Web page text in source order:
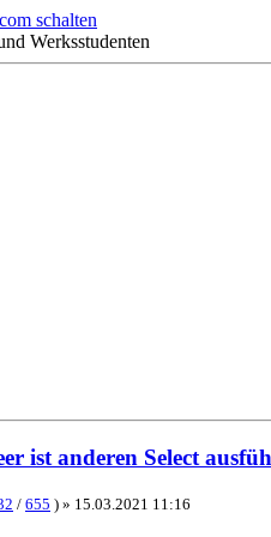
schalten
Werksstudenten
ist anderen Select
/ 655 ) » 15.03.2021 11:16